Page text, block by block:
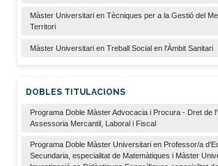
Màster Universitari en Tècniques per a la Gestió del
Territori
Màster Universitari en Treball Social en l'Àmbit Sanitari
DOBLES TITULACIONS
Programa Doble Màster Advocacia i Procura - Dret de
Assessoria Mercantil, Laboral i Fiscal
Programa Doble Màster Universitari en Professor/a
Secundaria, especialitat de Matemàtiques i Màster